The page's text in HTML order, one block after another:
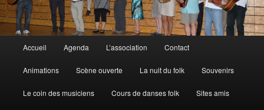
Aller au contenu principal
Aller au contenu secondaire
Accueil Agenda L’association Contact
Animations Scène ouverte La nuit du folk Souvenirs
Le coin des musiciens Cours de danses folk Sites amis